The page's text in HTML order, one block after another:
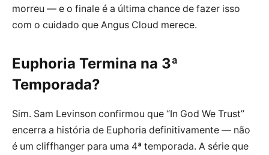
morreu — e o finale é a última chance de fazer isso
com o cuidado que Angus Cloud merece.
Euphoria Termina na 3ª
Temporada?
Sim. Sam Levinson confirmou que “In God We Trust”
encerra a história de Euphoria definitivamente — não
é um cliffhanger para uma 4ª temporada. A série que